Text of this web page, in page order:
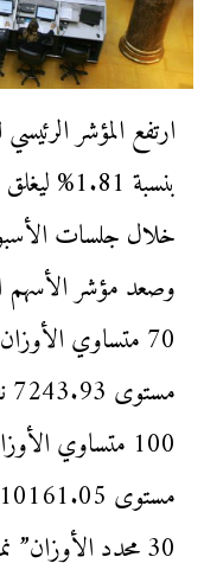
خلال جلسات
وصعد مؤشر الأسهم